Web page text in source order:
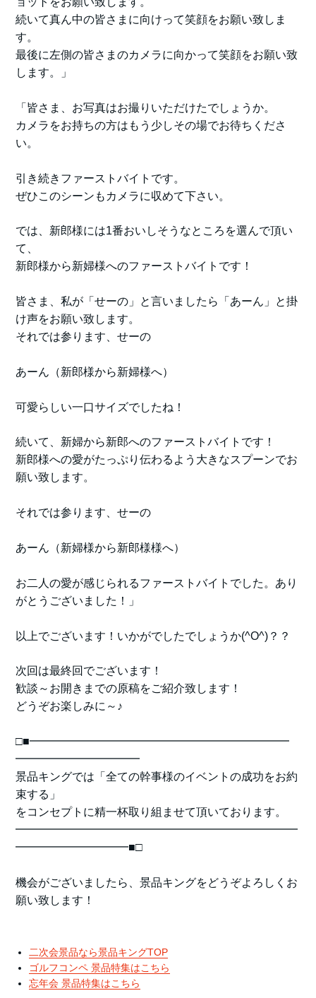
続いて真ん中の皆さまに向けって笑顔をお願い致しま
す。
最後に左側の皆さまのカメラに向かって笑顔をお願い致
します。」
「皆さま、お写真はお撮りいただけたでしょうか。
カメラをお持ちの方はもう少しその場でお待ちくださ
い。
引き続きファーストバイトです。
ぜひこのシーンもカメラに収めて下さい。
では、新郎様には1番おいしそうなところを選んで頂い
て、
新郎様から新婦様へのファーストバイトです！
皆さま、私が「せーの」と言いましたら「あーん」と掛
け声をお願い致します。
それでは参ります、せーの
あーん（新郎様から新婦様へ）
可愛らしい一口サイズでしたね！
続いて、新婦から新郎へのファーストバイトです！
新郎様への愛がたっぷり伝わるよう大きなスプーンでお
願い致します。
それでは参ります、せーの
あーん（新婦様から新郎様様へ）
お二人の愛が感じられるファーストバイトでした。あり
がとうございました！」
以上でございます！いかがでしたでしょうか(^O^)？？
次回は最終回でございます！
歓談～お開きまでの原稿をご紹介致します！
どうぞお楽しみに～♪
□■━━━━━━━━━━━━━━━━━━━━━━━
━━━━━━━━━━━
景品キングでは「全ての幹事様のイベントの成功をお約
束する」
をコンセプトに精一杯取り組ませて頂いております。
━━━━━━━━━━━━━━━━━━━━━━━━━
━━━━━━━━━━■□
機会がございましたら、景品キングをどうぞよろしくお
願い致します！
二次会景品なら景品キングTOP
ゴルフコンペ 景品特集はこちら
忘年会 景品特集はこちら